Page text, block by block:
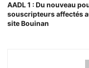
AADL 1 : Du nouveau
souscripteurs affectés
site Bouinan